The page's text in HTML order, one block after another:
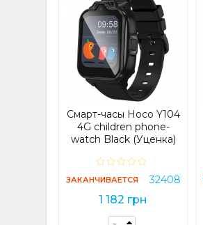
Смарт-часы Hoco Y104
4G children phone-
watch Black (Уценка)
ЗАКАНЧИВАЕТСЯ 32408
1 182 грн